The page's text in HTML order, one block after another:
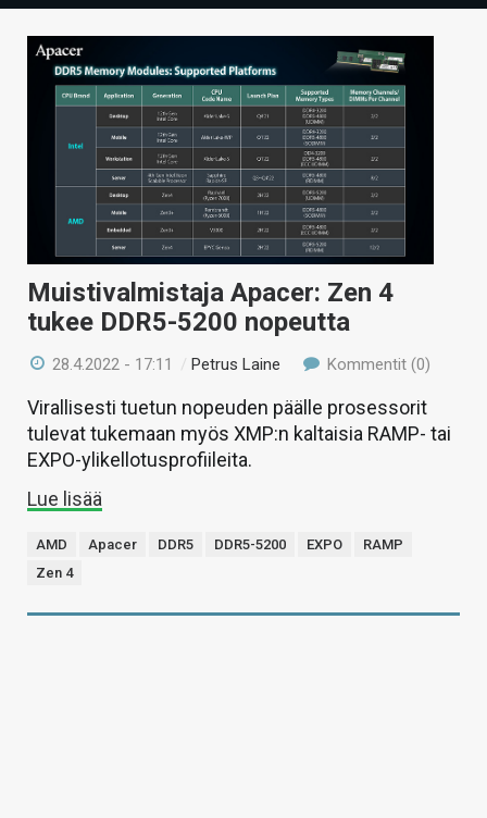
TECHBBS
TIETOA
HINTA.FI
KAUPPA
VAIHDA TEEMA
HAKU
Muistivalmistaja Apacer: Zen 4
tukee DDR5-5200 nopeutta
28.4.2022 - 17:11 /Petrus Laine Kommentit (0)
Virallisesti tuetun nopeuden päälle prosessorit
tulevat tukemaan myös XMP:n kaltaisia RAMP- tai
EXPO-ylikellotusprofiileita.
Lue lisää
AMD Apacer DDR5 DDR5-5200 EXPO
RAMP
Zen 4